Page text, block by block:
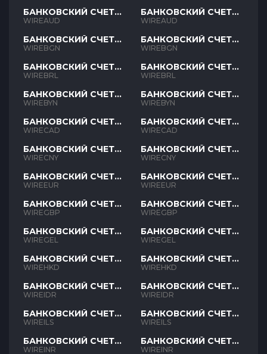
БАНКОВСКИЙ СЧЕТ
AUD
WIREAUD
БАНКОВСКИЙ СЧЕТ
BGN
WIREBGN
БАНКОВСКИЙ СЧЕТ
BRL
WIREBRL
БАНКОВСКИЙ СЧЕТ
BYN
WIREBYN
БАНКОВСКИЙ СЧЕТ
CAD
WIRECAD
БАНКОВСКИЙ СЧЕТ
CNY
WIRECNY
БАНКОВСКИЙ СЧЕТ
EUR
WIREEUR
БАНКОВСКИЙ СЧЕТ
GBP
WIREGBP
БАНКОВСКИЙ СЧЕТ
GEL
WIREGEL
БАНКОВСКИЙ СЧЕТ
HKD
WIREHKD
БАНКОВСКИЙ СЧЕТ
IDR
WIREIDR
БАНКОВСКИЙ СЧЕТ
ILS
WIREILS
БАНКОВСКИЙ СЧЕТ
INR
WIREINR
БАНКОВСКИЙ СЧЕТ
AUD
WIREAUD
БАНКОВСКИЙ СЧЕТ
BGN
WIREBGN
БАНКОВСКИЙ СЧЕТ
BRL
WIREBRL
БАНКОВСКИЙ СЧЕТ
BYN
WIREBYN
БАНКОВСКИЙ СЧЕТ
CAD
WIRECAD
БАНКОВСКИЙ СЧЕТ
CNY
WIRECNY
БАНКОВСКИЙ СЧЕТ
EUR
WIREEUR
БАНКОВСКИЙ СЧЕТ
GBP
WIREGBP
БАНКОВСКИЙ СЧЕТ
GEL
WIREGEL
БАНКОВСКИЙ СЧЕТ
HKD
WIREHKD
БАНКОВСКИЙ СЧЕТ
IDR
WIREIDR
БАНКОВСКИЙ СЧЕТ
ILS
WIREILS
БАНКОВСКИЙ СЧЕТ
INR
WIREINR